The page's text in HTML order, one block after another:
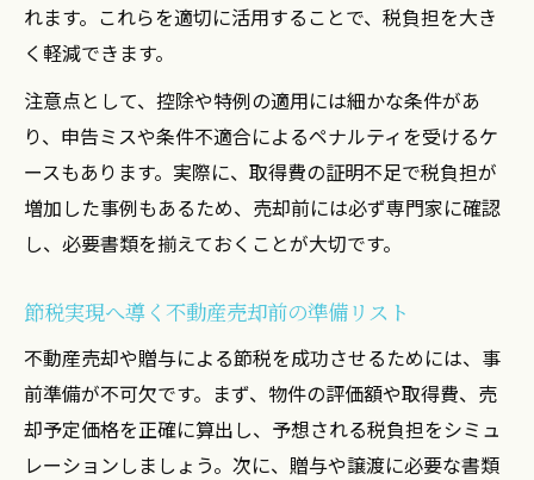
れます。これらを適切に活用することで、税負担を大き
く軽減できます。
注意点として、控除や特例の適用には細かな条件があ
り、申告ミスや条件不適合によるペナルティを受けるケ
ースもあります。実際に、取得費の証明不足で税負担が
増加した事例もあるため、売却前には必ず専門家に確認
し、必要書類を揃えておくことが大切です。
節税実現へ導く不動産売却前の準備リスト
不動産売却や贈与による節税を成功させるためには、事
前準備が不可欠です。まず、物件の評価額や取得費、売
却予定価格を正確に算出し、予想される税負担をシミュ
レーションしましょう。次に、贈与や譲渡に必要な書類